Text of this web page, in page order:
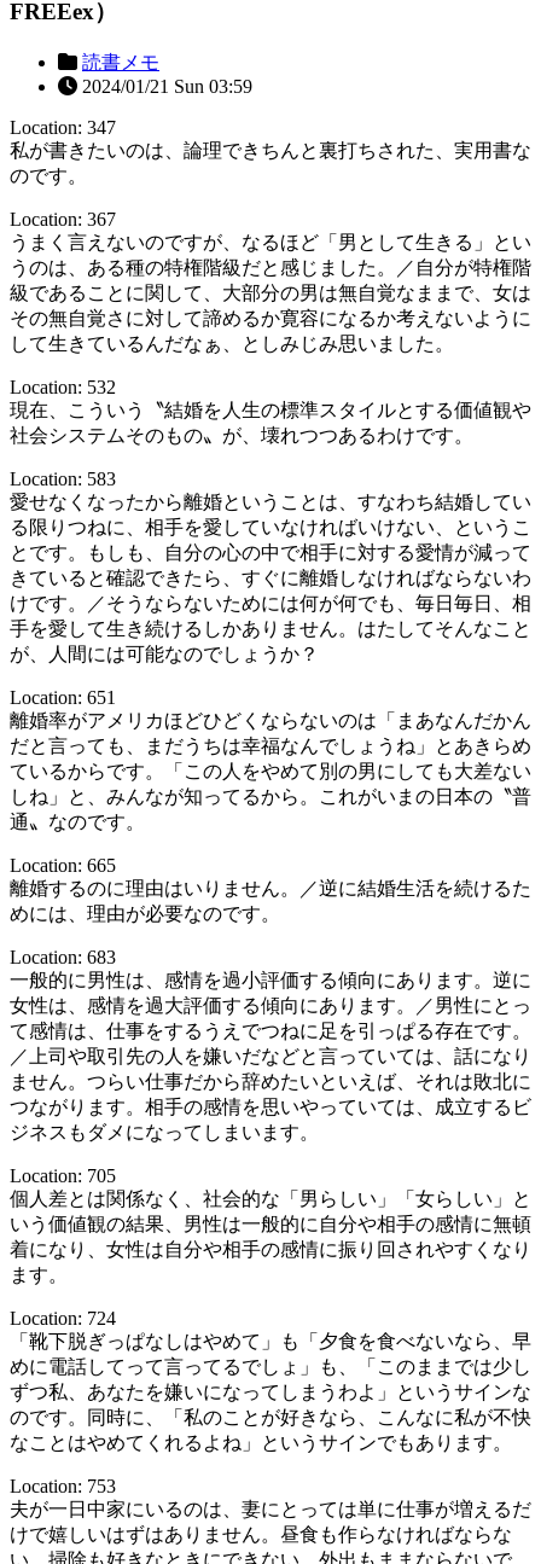
FREEex）
読書メモ
2024/01/21 Sun 03:59
Location: 347
私が書きたいのは、論理できちんと裏打ちされた、実用書な
のです。
Location: 367
うまく言えないのですが、なるほど「男として生きる」とい
うのは、ある種の特権階級だと感じました。／自分が特権階
級であることに関して、大部分の男は無自覚なままで、女は
その無自覚さに対して諦めるか寛容になるか考えないように
して生きているんだなぁ、としみじみ思いました。
Location: 532
現在、こういう〝結婚を人生の標準スタイルとする価値観や
社会システムそのもの〟が、壊れつつあるわけです。
Location: 583
愛せなくなったから離婚ということは、すなわち結婚してい
る限りつねに、相手を愛していなければいけない、というこ
とです。もしも、自分の心の中で相手に対する愛情が減って
きていると確認できたら、すぐに離婚しなければならないわ
けです。／そうならないためには何が何でも、毎日毎日、相
手を愛して生き続けるしかありません。はたしてそんなこと
が、人間には可能なのでしょうか？
Location: 651
離婚率がアメリカほどひどくならないのは「まあなんだかん
だと言っても、まだうちは幸福なんでしょうね」とあきらめ
ているからです。「この人をやめて別の男にしても大差ない
しね」と、みんなが知ってるから。これがいまの日本の〝普
通〟なのです。
Location: 665
離婚するのに理由はいりません。／逆に結婚生活を続けるた
めには、理由が必要なのです。
Location: 683
一般的に男性は、感情を過小評価する傾向にあります。逆に
女性は、感情を過大評価する傾向にあります。／男性にとっ
て感情は、仕事をするうえでつねに足を引っぱる存在です。
／上司や取引先の人を嫌いだなどと言っていては、話になり
ません。つらい仕事だから辞めたいといえば、それは敗北に
つながります。相手の感情を思いやっていては、成立するビ
ジネスもダメになってしまいます。
Location: 705
個人差とは関係なく、社会的な「男らしい」「女らしい」と
いう価値観の結果、男性は一般的に自分や相手の感情に無頓
着になり、女性は自分や相手の感情に振り回されやすくなり
ます。
Location: 724
「靴下脱ぎっぱなしはやめて」も「夕食を食べないなら、早
めに電話してって言ってるでしょ」も、「このままでは少し
ずつ私、あなたを嫌いになってしまうわよ」というサインな
のです。同時に、「私のことが好きなら、こんなに私が不快
なことはやめてくれるよね」というサインでもあります。
Location: 753
夫が一日中家にいるのは、妻にとっては単に仕事が増えるだ
けで嬉しいはずはありません。昼食も作らなければならな
い、掃除も好きなときにできない、外出もままならないで